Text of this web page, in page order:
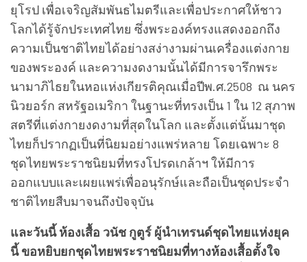
ยุโรป เพื่อเจริญสัมพันธไมตรีและเพื่อประกาศให้ชาว
โลกได้รู้จักประเทศไทย ซึ่งพระองค์ทรงแสดงออกถึง
ความเป็นชาติไทยได้อย่างสง่างามผ่านเครื่องแต่งกาย
ของพระองค์ และความงดงามนั้นได้มีการจารึกพระ
นามาภิไธยในหอแห่งเกียรติคุณเมื่อปีพ.ศ.2508 ณ นคร
นิวยอร์ก สหรัฐอเมริกา ในฐานะที่ทรงเป็น 1 ใน 12 สุภาพ
สตรีที่แต่งกายงดงามที่สุดในโลก และตั้งแต่นั้นมาชุด
ไทยก็ปรากฏเป็นที่นิยมอย่างแพร่หลาย โดยเฉพาะ 8
ชุดไทยพระราชนิยมที่ทรงโปรดเกล้าฯ ให้มีการ
ออกแบบและเผยแพร่เพื่ออนุรักษ์และถือเป็นชุดประจำ
ชาติไทยสืบมาจนถึงปัจจุบัน
และวันนี้ ห้องเสื้อ วนัช กูตูร์ ผู้นำเทรนด์ชุดไทยแห่งยุค
นี้ ขอหยิบยกชุดไทยพระราชนิยมที่ทางห้องเสื้อตั้งใจ